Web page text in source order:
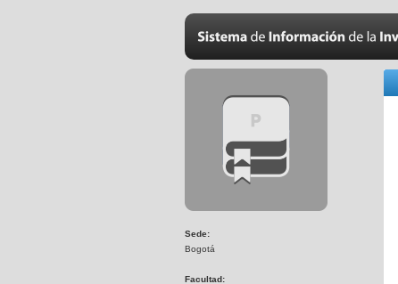
Sede:
Bogotá
Facultad: